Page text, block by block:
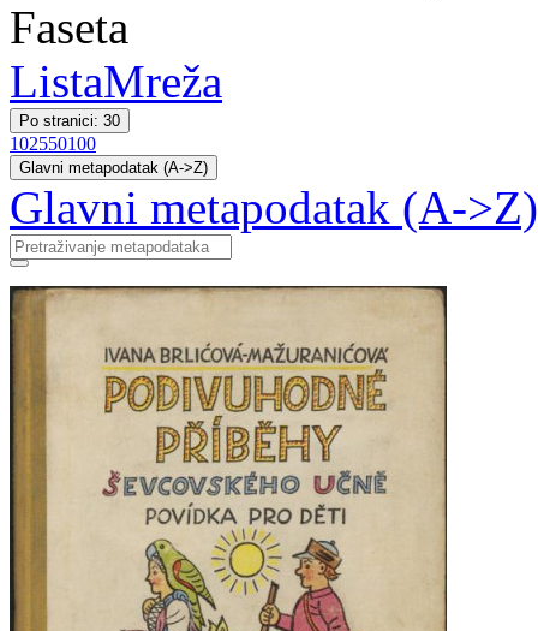
Faseta
ListaMreža
Po stranici: 30
102550100
Glavni metapodatak (A->Z)
Glavni metapodatak (A->Z)